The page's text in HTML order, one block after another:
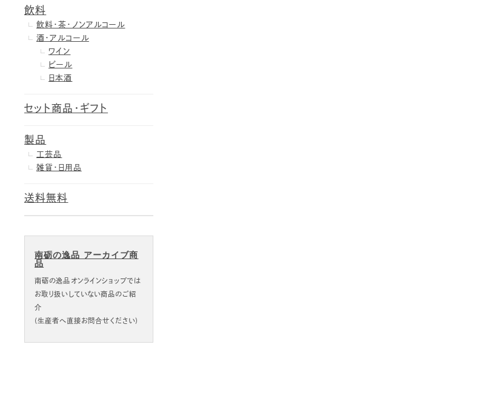
飲料
飲料・茶・ノンアルコール
酒・アルコール
ワイン
ビール
日本酒
セット商品・ギフト
製品
工芸品
雑貨・日用品
送料無料
南砺の逸品 アーカイブ商
品
南砺の逸品オンラインショップでは
お取り扱いしていない商品のご紹
介
(生産者へ直接お問合せください)